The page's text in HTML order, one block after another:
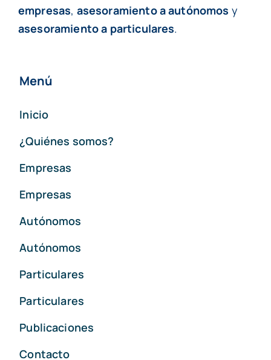
empresas, asesoramiento a autónomos y
asesoramiento a particulares.
Menú
Inicio
¿Quiénes somos?
Empresas
Empresas
Autónomos
Autónomos
Particulares
Particulares
Publicaciones
Contacto